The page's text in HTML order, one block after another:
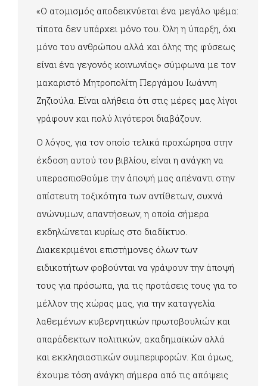
«Ο ατομισμός αποδεικνύεται ένα μεγάλο ψέμα:
τίποτα δεν υπάρχει μόνο του. Όλη η ύπαρξη, όχι
μόνο του ανθρώπου αλλά και όλης της φύσεως
είναι ένα γεγονός κοινωνίας» σύμφωνα με τον
μακαριστό Μητροπολίτη Περγάμου Ιωάννη
Ζηζιούλα. Είναι αλήθεια ότι στις μέρες μας λίγοι
γράφουν και πολύ λιγότεροι διαβάζουν.
Ο λόγος, για τον οποίο τελικά προχώρησα στην
έκδοση αυτού του βιβλίου, είναι η ανάγκη να
υπερασπισθούμε την άποψή μας απέναντι στην
απίστευτη τοξικότητα των αντίθετων, συχνά
ανώνυμων, απαντήσεων, η οποία σήμερα
εκδηλώνεται κυρίως στο διαδίκτυο.
Διακεκριμένοι επιστήμονες όλων των
ειδικοτήτων φοβούνται να γράψουν την άποψή
τους για πρόσωπα, για τις προτάσεις τους για το
μέλλον της χώρας μας, για την καταγγελία
λαθεμένων κυβερνητικών πρωτοβουλιών και
απαράδεκτων πολιτικών, ακαδημαϊκών αλλά
και εκκλησιαστικών συμπεριφορών. Και όμως,
έχουμε τόση ανάγκη σήμερα από τις απόψεις